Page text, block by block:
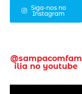
Siga-nos no
Instagram
@sampacomfam
ilia no youtube